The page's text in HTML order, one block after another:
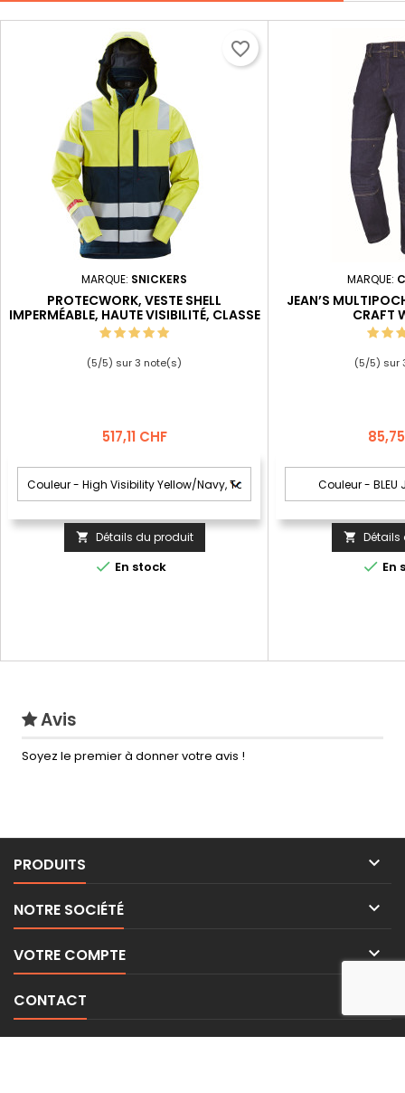
MARQUE: SNICKERS
PROTECWORK, VESTE SHELL
IMPERMÉABLE, HAUTE VISIBILITÉ, CLASSE
3
(5/5) sur3 note(s)
Prix
517,11 CHF
 Détails du produit
 En stock
favorite_border
MARQUE:
JEAN’S
CRAFT
(5/5) sur
Prix
 Détails
 En
Avis
Soyez le premier à donner votre avis !
PRODUITS 
NOTRE SOCIÉTÉ 
VOTRE COMPTE 
CONTACT